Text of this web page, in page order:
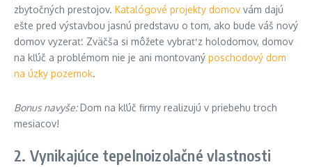
zbytočných prestojov. Katalógové projekty domov vám dajú
ešte pred výstavbou jasnú predstavu o tom, ako bude váš nový
domov vyzerať. Zväčša si môžete vybrať z holodomov, domov
na kľúč a problémom nie je ani montovaný poschodový dom
na úzky pozemok.
Bonus navyše:Dom na kľúč firmy realizujú v priebehu troch
mesiacov!
2. Vynikajúce tepelnoizolačné vlastnosti